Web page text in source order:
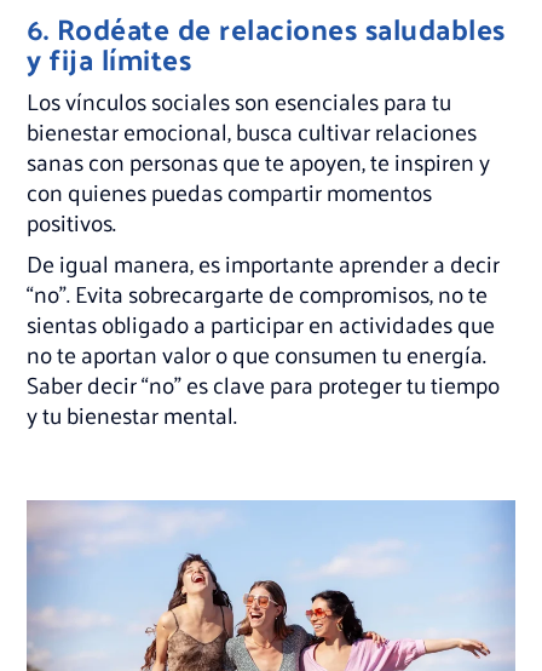
6. Rodéate de relaciones saludables
y fija límites
Los vínculos sociales son esenciales para tu
bienestar emocional, busca cultivar relaciones
sanas con personas que te apoyen, te inspiren y
con quienes puedas compartir momentos
positivos.
De igual manera, es importante aprender a decir
“no”. Evita sobrecargarte de compromisos, no te
sientas obligado a participar en actividades que
no te aportan valor o que consumen tu energía.
Saber decir “no” es clave para proteger tu tiempo
y tu bienestar mental.